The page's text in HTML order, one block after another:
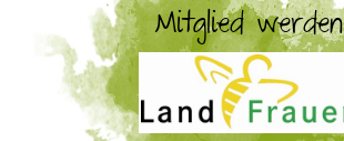
Mitglied werden